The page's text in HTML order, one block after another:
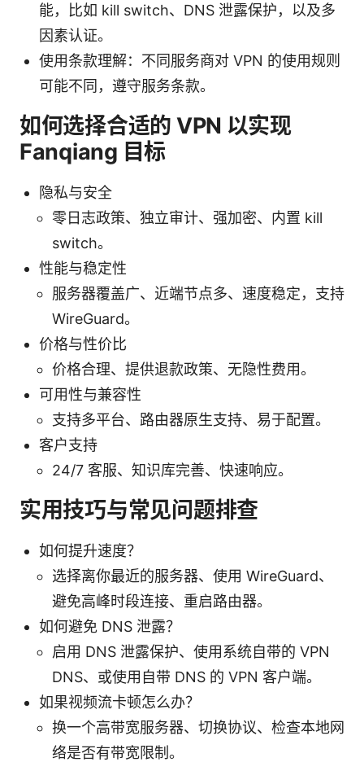
能，比如 kill switch、DNS 泄露保护，以及多
因素认证。
使用条款理解：不同服务商对 VPN 的使用规则
可能不同，遵守服务条款。
如何选择合适的 VPN 以实现
Fanqiang 目标
隐私与安全
零日志政策、独立审计、强加密、内置 kill
switch。
性能与稳定性
服务器覆盖广、近端节点多、速度稳定，支持
WireGuard。
价格与性价比
价格合理、提供退款政策、无隐性费用。
可用性与兼容性
支持多平台、路由器原生支持、易于配置。
客户支持
24/7 客服、知识库完善、快速响应。
实用技巧与常见问题排查
如何提升速度？
选择离你最近的服务器、使用 WireGuard、
避免高峰时段连接、重启路由器。
如何避免 DNS 泄露？
启用 DNS 泄露保护、使用系统自带的 VPN
DNS、或使用自带 DNS 的 VPN 客户端。
如果视频流卡顿怎么办？
换一个高带宽服务器、切换协议、检查本地网
络是否有带宽限制。